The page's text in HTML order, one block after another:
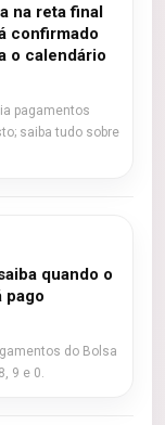
na reta final
confirmado
o calendário
pagamentos
saiba tudo sobre
quando o
pago
do Bolsa
9 e 0.